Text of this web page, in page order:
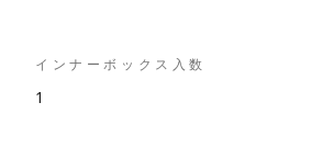
インナーボックス入数
1